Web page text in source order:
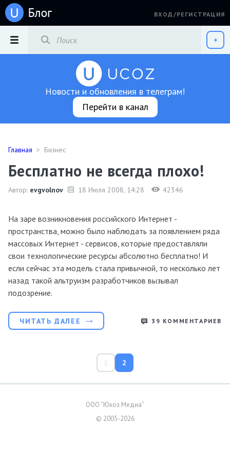
ВХОД/РЕГИСТРАЦИЯ
РАЗДЕЛЫ +
Новости и обновления в телеграм!
Перейти в канал
Главная > Бизнес
Бесплатно не всегда плохо!
Автор: evgvolnov 18 Июля 2008, 14:28 42346
На заре возникновения российского Интернет -
пространства, можно было наблюдать за появлением ряда
массовых Интернет - сервисов, которые предоставляли
свои технологические ресурсы абсолютно бесплатно! И
если сейчас эта модель стала привычной, то несколько лет
назад такой альтруизм разработчиков вызывал
подозрение.
ЧИТАТЬ ДАЛЕЕ 39 КОММЕНТАРИЕВ
1 2
ООО “Юкоз Медиа”
© 2005-2026